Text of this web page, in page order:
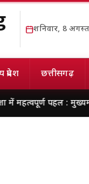
शनिवार, 8
प्रदेश छत्तीसगढ़
: मुख्यमंत्री डॉ. यादव